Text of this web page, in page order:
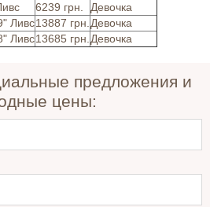
6239 грн.
Девочка
Ливс13887 грн. Девочка
Ливс13685 грн. Девочка
предложения и
цены: